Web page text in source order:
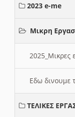
2023 e-me
Μικρη
2025_Μικρες
Εδω δινουμε
ΤΕΛΙΚΕΣ